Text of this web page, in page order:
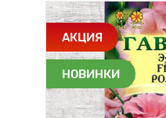
АКЦИЯ
НОВИНКИ